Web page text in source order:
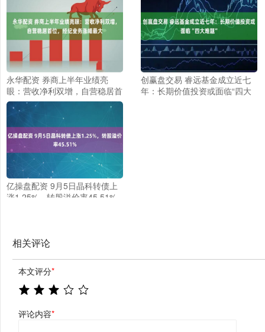
永华配资 券商上半年业绩亮
眼：营收净利双增，自营稳居首
位，经纪业务涨幅最大
创赢盘交易 睿远基金成立近七
年：长期价值投资或面临“四大
亿操盘配资 9月5日晶科转债上
涨1.25%，转股溢价率45.51%
相关评论
本文评分*
评论内容*